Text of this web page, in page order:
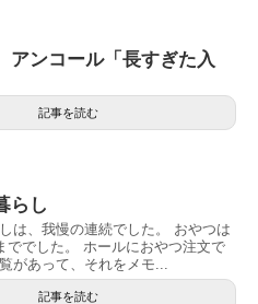
ンコール「長すぎた入
記事を読む
らし
は、我慢の連続でした。 おやつは
ででした。 ホールにおやつ注文で
があって、それをメモ...
記事を読む